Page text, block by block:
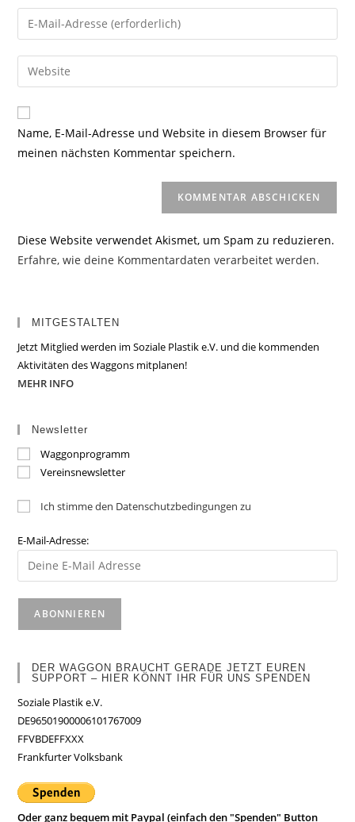
Namen
oder
zum
Kommentieren
ein
Gib
deine
E-
Mail-
zum
Kommentieren
ein
Gib
deine
Website-
URL
Name, E-Mail-Adresse und Website in diesem Browser für
meinen nächsten Kommentar speichern.
Diese Website verwendet Akismet, um Spam zu reduzieren.
Erfahre, wie deine Kommentardaten verarbeitet werden.
MITGESTALTEN
Jetzt Mitglied werden im Soziale Plastik e.V. und die kommenden
Aktivitäten des Waggons mitplanen!
MEHR INFO
Newsletter
Waggonprogramm
Vereinsnewsletter
Ich stimme den Datenschutzbedingungen zu
E-Mail-Adresse:
DER WAGGON BRAUCHT GERADE JETZT EUREN
SUPPORT – HIER KÖNNT IHR FÜR UNS SPENDEN
Soziale Plastik e.V.
DE96501900006101767009
FFVBDEFFXXX
Frankfurter Volksbank
Oder ganz bequem mit Paypal (einfach den "Spenden" Button